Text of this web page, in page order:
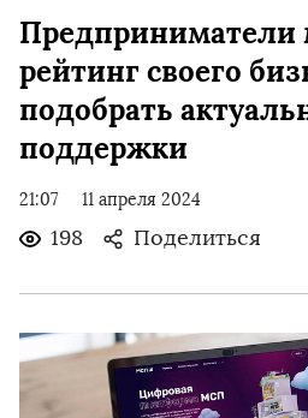
Предприниматели
рейтинг своего
подобрать
поддержки
21:07 11 апреля 2024
198 Поделиться